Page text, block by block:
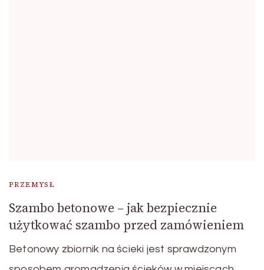
PRZEMYSŁ
Szambo betonowe – jak bezpiecznie
użytkować szambo przed zamówieniem
Betonowy zbiornik na ścieki jest sprawdzonym